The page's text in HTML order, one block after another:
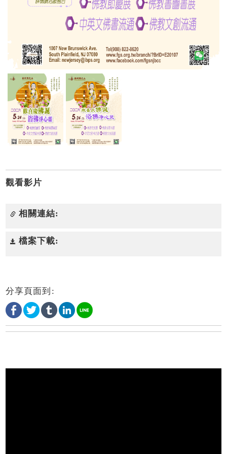
觀看影片
相關連結:
檔案下載:
分享頁面到: